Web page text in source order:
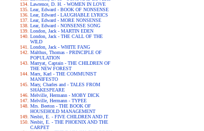
Lawrence, D. H. - WOMEN IN LOVE
Lear, Edward - BOOK OF NONSENSE
Lear, Edward - LAUGHABLE LYRICS
Lear, Edward - MORE NONSENSE
Lear, Edward - NONSENSE SONG
London, Jack - MARTIN EDEN
London, Jack - THE CALL OF THE
WILD
London, Jack - WHITE FANG
Malthus, Thomas - PRINCIPLE OF
POPULATION
Marryat, Captain - THE CHILDREN OF
THE NEW FOREST
Marx, Karl - THE COMMUNIST
MANIFESTO
Mary, Charles and - TALES FROM
SHAKESPEARE
Melville, Hermann - MOBY DICK
Melville, Hermann - TYPEE
Mrs. Beeton - THE BOOK OF
HOUSEHOLD MANAGEMENT
Nesbit, E. - FIVE CHILDREN AND IT
Nesbit, E. - THE PHOENIX AND THE
CARPET